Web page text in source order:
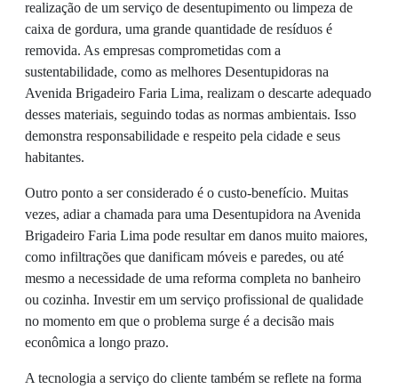
realização de um serviço de desentupimento ou limpeza de
caixa de gordura, uma grande quantidade de resíduos é
removida. As empresas comprometidas com a
sustentabilidade, como as melhores Desentupidoras na
Avenida Brigadeiro Faria Lima, realizam o descarte adequado
desses materiais, seguindo todas as normas ambientais. Isso
demonstra responsabilidade e respeito pela cidade e seus
habitantes.
Outro ponto a ser considerado é o custo-benefício. Muitas
vezes, adiar a chamada para uma Desentupidora na Avenida
Brigadeiro Faria Lima pode resultar em danos muito maiores,
como infiltrações que danificam móveis e paredes, ou até
mesmo a necessidade de uma reforma completa no banheiro
ou cozinha. Investir em um serviço profissional de qualidade
no momento em que o problema surge é a decisão mais
econômica a longo prazo.
A tecnologia a serviço do cliente também se reflete na forma